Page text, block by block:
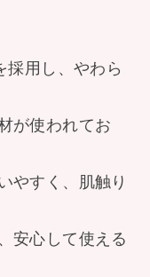
採用し、やわら
が使われてお
やすく、肌触り
安心して使える